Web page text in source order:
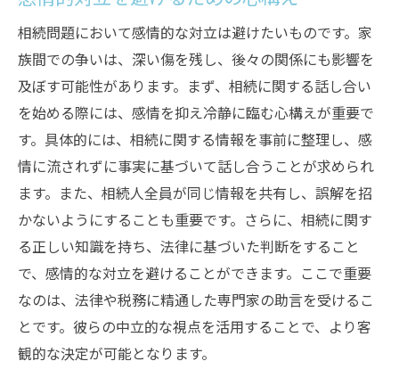
相続問題において感情的な対立は避けたいものです。家
族間での争いは、深い傷を残し、後々の関係にも影響を
及ぼす可能性があります。まず、相続に関する話し合い
を始める際には、感情を抑え冷静に臨む心構えが重要で
す。具体的には、相続に関する情報を事前に整理し、感
情に流されずに事実に基づいて話し合うことが求められ
ます。また、相続人全員が同じ情報を共有し、誤解を招
かないようにすることも重要です。さらに、相続に関す
る正しい知識を持ち、法律に基づいた判断をすること
で、感情的な対立を避けることができます。ここで重要
なのは、法律や税務に精通した専門家の助言を受けるこ
とです。彼らの中立的な視点を活用することで、より客
観的な決定が可能となります。